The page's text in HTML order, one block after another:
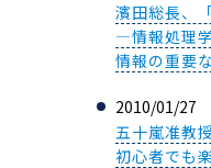
濱田総長、
―情報処理
情報の重要
2010/01/27
五十嵐准教
初心者でも